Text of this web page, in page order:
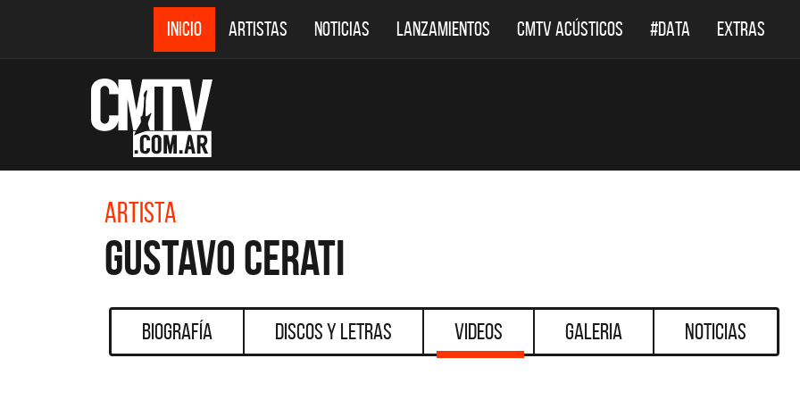
INICIO ARTISTAS NOTICIAS LANZAMIENTOS CMTV ACÚSTICOS #DATA EXTRAS
Artista
Gustavo Cerati
Biografía Discos y Letras Videos Galeria Noticias
DESTACADOS